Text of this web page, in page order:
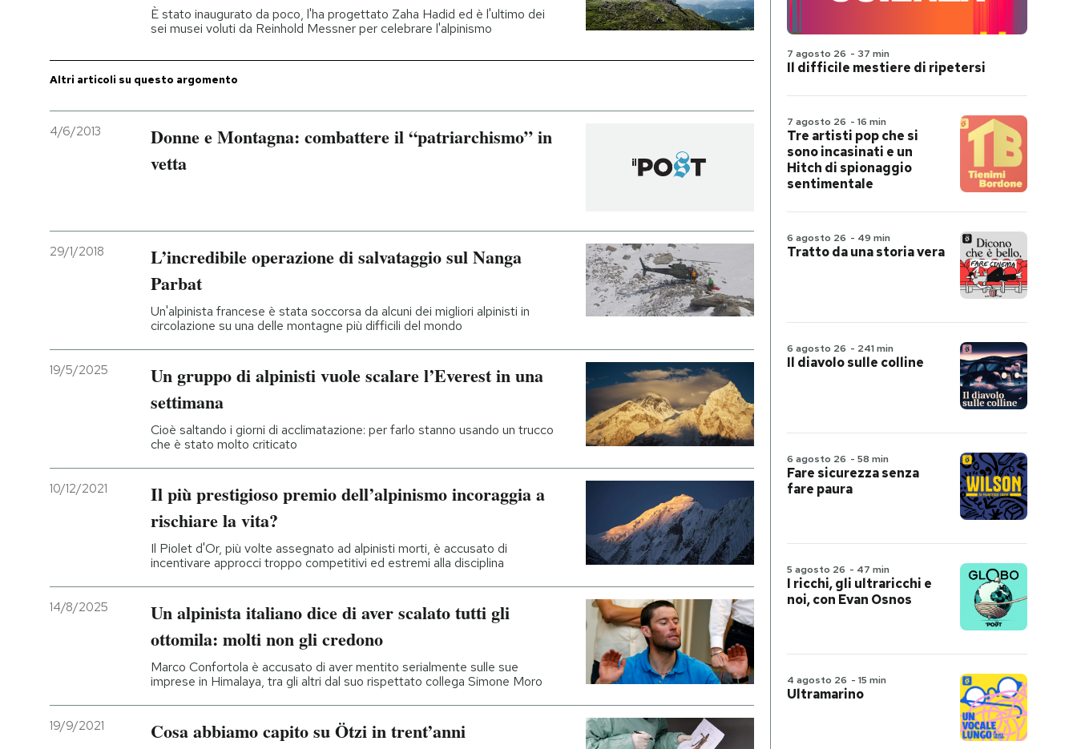
È stato inaugurato da poco, l'ha progettato Zaha Hadid ed è l'ultimo dei
sei musei voluti da Reinhold Messner per celebrare l'alpinismo
Altri articoli su questo argomento
4/6/2013
Donne e Montagna: combattere il “patriarchismo” in
vetta
29/1/2018
L’incredibile operazione di salvataggio sul Nanga
Parbat
Un'alpinista francese è stata soccorsa da alcuni dei migliori alpinisti in
circolazione su una delle montagne più difficili del mondo
19/5/2025
Un gruppo di alpinisti vuole scalare l’Everest in una
settimana
Cioè saltando i giorni di acclimatazione: per farlo stanno usando un trucco
che è stato molto criticato
10/12/2021
Il più prestigioso premio dell’alpinismo incoraggia a
rischiare la vita?
Il Piolet d'Or, più volte assegnato ad alpinisti morti, è accusato di
incentivare approcci troppo competitivi ed estremi alla disciplina
14/8/2025
Un alpinista italiano dice di aver scalato tutti gli
ottomila: molti non gli credono
Marco Confortola è accusato di aver mentito serialmente sulle sue
imprese in Himalaya, tra gli altri dal suo rispettato collega Simone Moro
19/9/2021 Cosa abbiamo capito su Ötzi in trent’anni
7 agosto 26 - 37 min
Il difficile mestiere di ripetersi
7 agosto 26 - 16 min
Tre artisti pop che si
sono incasinati e un
Hitch di spionaggio
sentimentale
6 agosto 26 - 49 min
Tratto da una storia vera
6 agosto 26 - 241 min
Il diavolo sulle colline
6 agosto 26 - 58 min
Fare sicurezza senza
fare paura
5 agosto 26 - 47 min
I ricchi, gli ultraricchi e
noi, con Evan Osnos
4 agosto 26 - 15 min
Ultramarino